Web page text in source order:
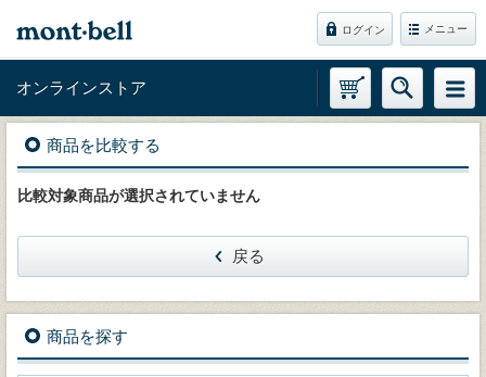
ログイン メニュー
オンラインストア
商品を比較する
比較対象商品が選択されていません
戻る
商品を探す